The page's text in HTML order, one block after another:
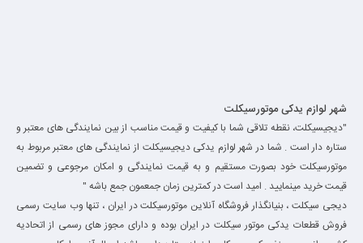
شهر لوازم یدکی موتورسیکلت
"دیجیسیکلت، نقطه تلاقی شما با کیفیت و قیمت مناسب از بین نمایندگی های معتبر و
ستاره دار است . شما در شهر لوازم یدکی دیجیسیکلت از نمایندگی های معتبر مربوط به
موتورسیکلت خود بصورت مستقیم و به قیمت نمایندگی و امکان مرجوعی و تضمین
قیمت خرید مینمایید . امید است در کمترین زمان جمعمون جمع باشه "
دیجی سیکلت ، بنیانگذار فروشگاه آنلاین موتورسیکلت در ایران ، تنها وب سایت رسمی
فروش قطعات یدکی موتور سیکلت در ایران بوده و دارای مجوز های رسمی از اتحادیه